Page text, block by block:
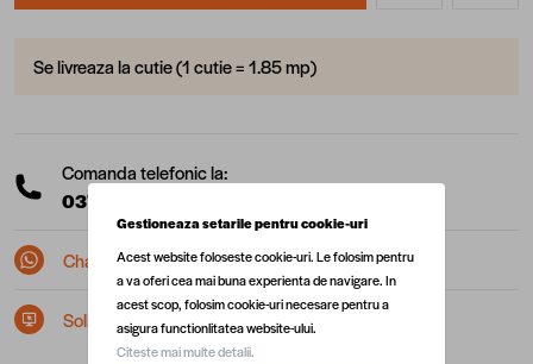
Se livreaza la cutie (1 cutie = 1.85 mp)
Comanda telefonic la:
0377 10 22 22
Chat pe Whatsapp
Solicita postare in SEAP/SICAP
Gestioneaza setarile pentru cookie-uri
Acest website foloseste cookie-uri. Le folosim pentru
a va oferi cea mai buna experienta de navigare. In
acest scop, folosim cookie-uri necesare pentru a
asigura functionlitatea website-ului.
Citeste mai multe detalii.